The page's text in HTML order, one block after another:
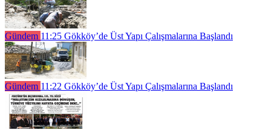
Gündem 11:25 Gökköy’de Üst Yapı Çalışmalarına Başlandı
Gündem 11:22 Gökköy’de Üst Yapı Çalışmalarına Başlandı